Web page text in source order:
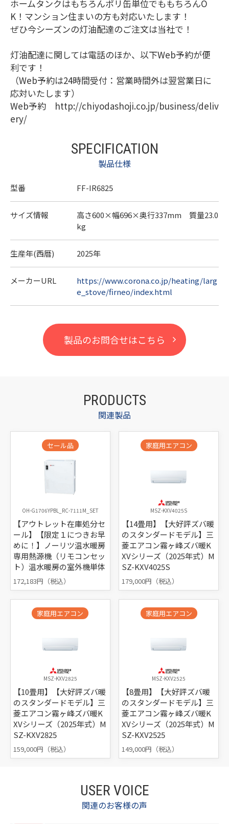
ホームタンクはもちろんポリ缶単位でももちろんO
K！マンション住まいの方も対応いたします！
ぜひ今シーズンの灯油配達のご注文は当社で！
灯油配達に関しては電話のほか、以下Web予約が便
利です！
（Web予約は24時間受付：営業時間外は翌営業日に
応対いたします）
Web予約 http://chiyodashoji.co.jp/business/deliv
ery/
SPECIFICATION
製品仕様
型番 FF-IR6825
サイズ情報
高さ600×幅696×奥行337mm 質量23.0
kg
生産年(西暦) 2025年
メーカーURL
https://www.corona.co.jp/heating/larg
e_stove/firneo/index.html
製品のお問合せはこちら
PRODUCTS
関連製品
セール品
OH-G1706YPBL_RC-7111M_SET
【アウトレット在庫処分セ
ール】【限定１につきお早
めに！】ノーリツ温水暖房
専用熱源機（リモコンセッ
ト）温水暖房の室外機単体
172,183円（税込）
家庭用エアコン
MSZ-KXV4025S
【14畳用】【大好評ズバ暖
のスタンダードモデル】三
菱エアコン霧ヶ峰ズバ暖K
XVシリーズ（2025年式）M
SZ-KXV4025S
179,000円（税込）
家庭用エアコン
MSZ-KXV2825
【10畳用】【大好評ズバ暖
のスタンダードモデル】三
菱エアコン霧ヶ峰ズバ暖K
XVシリーズ（2025年式）M
SZ-KXV2825
159,000円（税込）
家庭用エアコン
MSZ-KXV2525
【8畳用】【大好評ズバ暖
のスタンダードモデル】三
菱エアコン霧ヶ峰ズバ暖K
XVシリーズ（2025年式）M
SZ-KXV2525
149,000円（税込）
USER VOICE
関連のお客様の声